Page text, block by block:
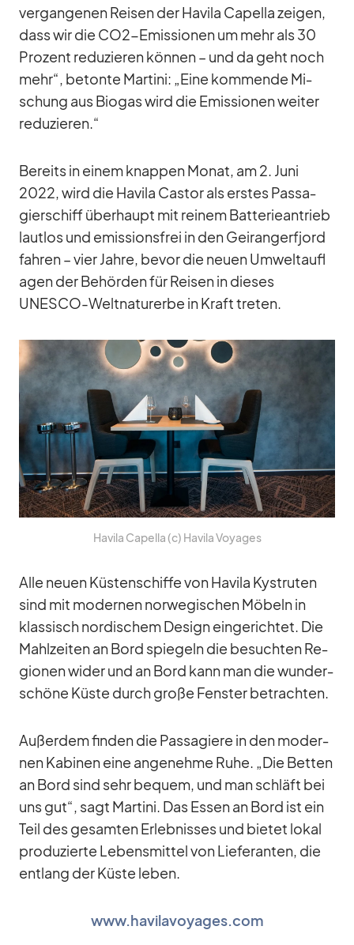
ver­gan­ge­nen Rei­sen der Ha­vila Ca­pella zei­gen,
dass wir die CO2-Emis­sio­nen um mehr als 30
Pro­zent re­du­zie­ren kön­nen – und da geht noch
mehr“, be­tonte Mar­tini: „Eine kom­mende Mi­
schung aus Bio­gas wird die Emis­sio­nen wei­ter
re­du­zie­ren.“
Be­reits in ei­nem knap­pen Mo­nat, am 2. Juni
2022, wird die Ha­vila Cas­tor als ers­tes Pas­sa­
gier­schiff über­haupt mit rei­nem Bat­te­rie­an­trieb
laut­los und emis­si­ons­frei in den Ge­i­rang­erfjord
fah­ren – vier Jahre, be­vor die neuen Um­welt­auf­l
a­gen der Be­hör­den für Rei­sen in die­ses
UNESCO-Welt­na­tur­erbe in Kraft tre­ten.
Ha­vila Ca­pella (c) Ha­vila Voy­a­ges
Alle neuen Küs­ten­schiffe von Ha­vila Kys­tru­ten
sind mit mo­der­nen nor­we­gi­schen Mö­beln in
klas­sisch nor­di­schem De­sign ein­ge­rich­tet. Die
Mahl­zei­ten an Bord spie­geln die be­such­ten Re­
gio­nen wi­der und an Bord kann man die wun­der­
schöne Küste durch große Fens­ter be­trach­ten.
Au­ßer­dem fin­den die Pas­sa­giere in den mo­der­
nen Ka­bi­nen eine an­ge­nehme Ruhe. „Die Bet­ten
an Bord sind sehr be­quem, und man schläft bei
uns gut“, sagt Mar­tini. Das Es­sen an Bord ist ein
Teil des ge­sam­ten Er­leb­nis­ses und bie­tet lo­kal
pro­du­zierte Le­bens­mit­tel von Lie­fe­ran­ten, die
ent­lang der Küste le­ben.
www.havilavoyages.com